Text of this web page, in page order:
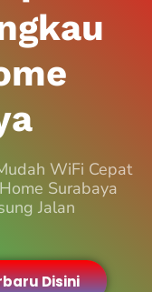
WiFi Cepat
Surabaya
Jalan
Disini